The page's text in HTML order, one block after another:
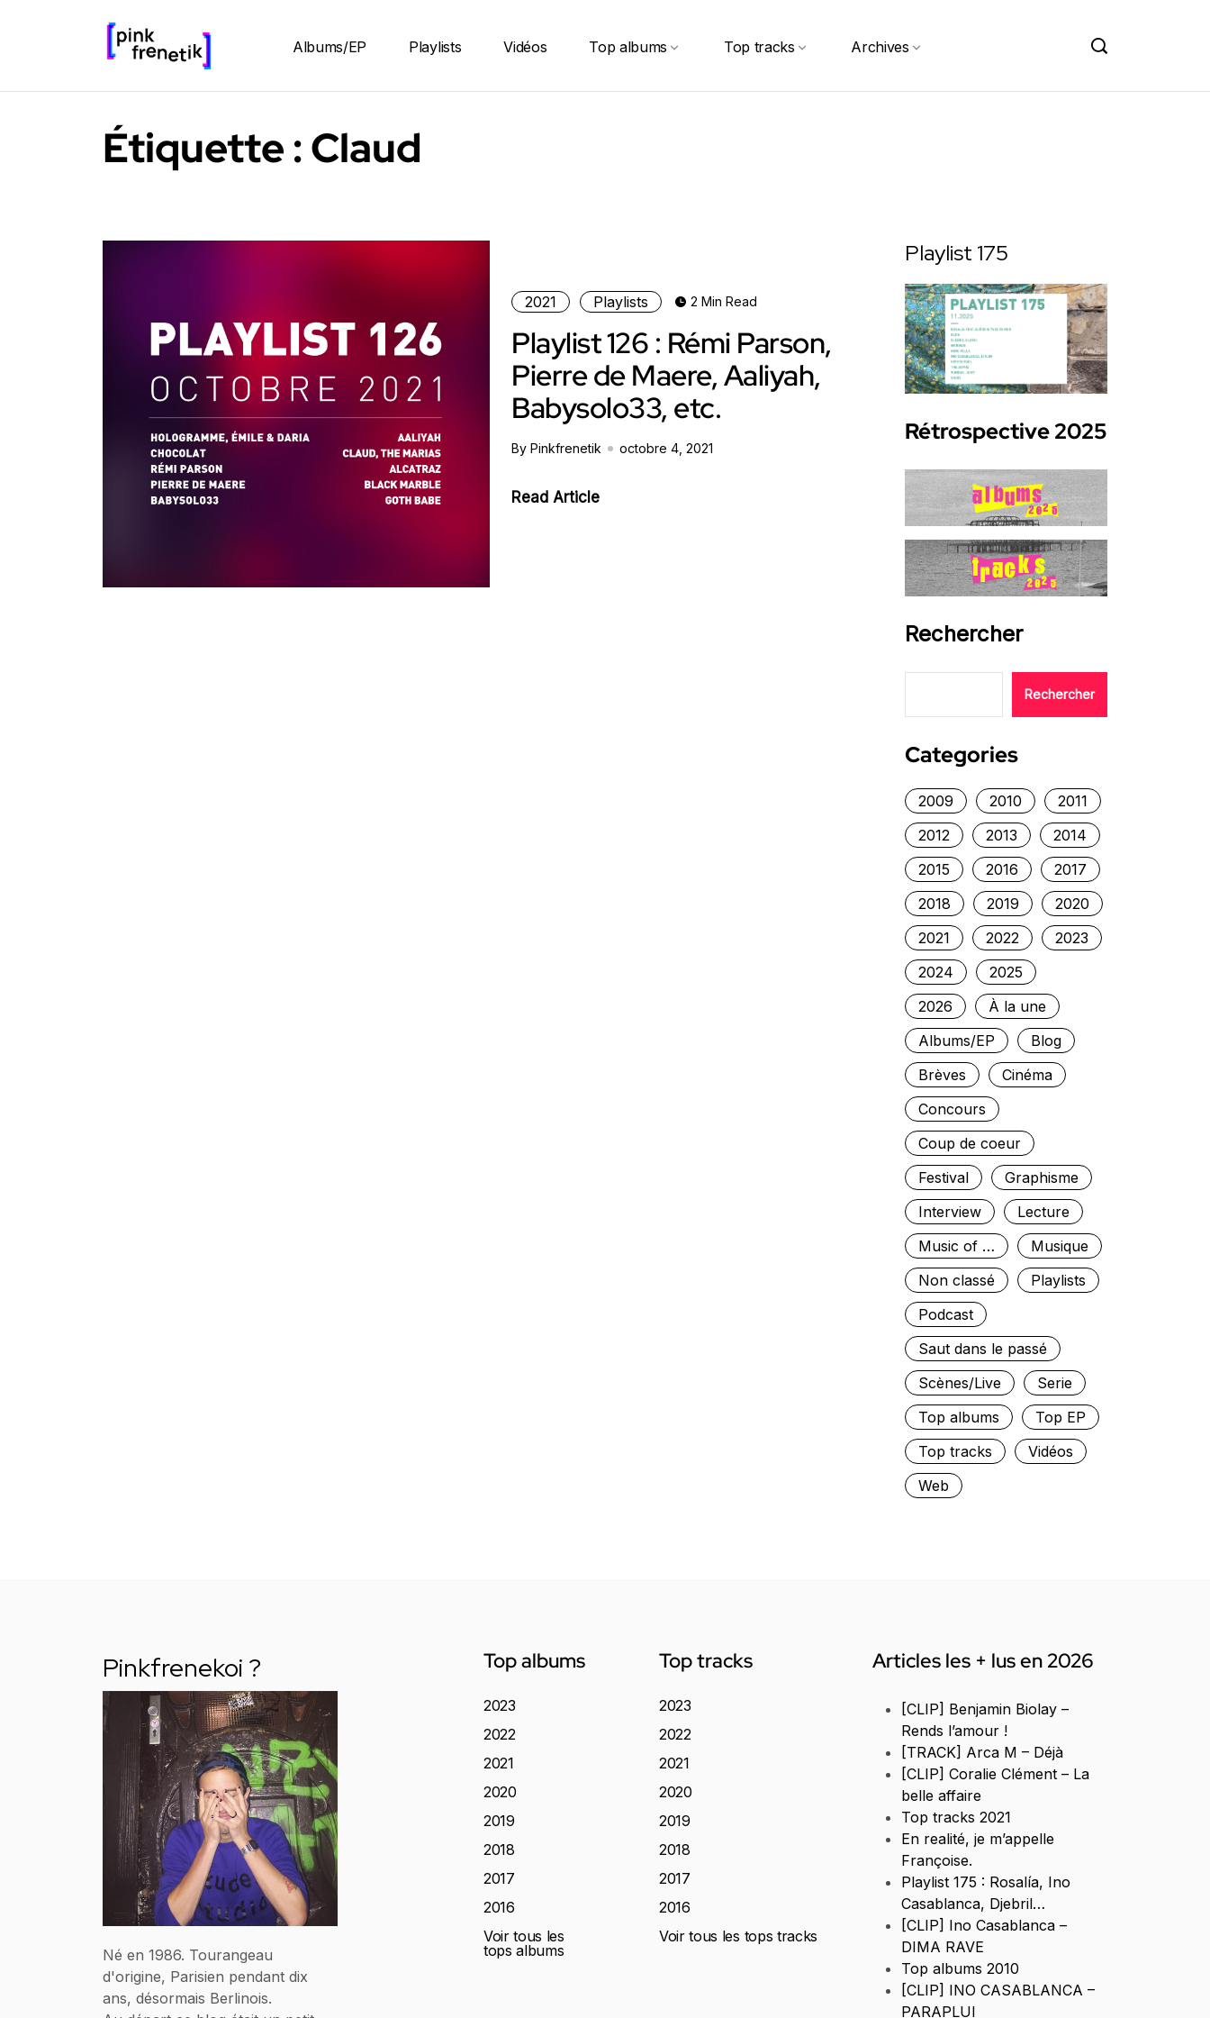
Albums/EP Playlists Vidéos Top albums Top tracks Archives
Étiquette :Claud
2021 Playlists 2 Min Read
Playlist 126 : Rémi Parson,
Pierre de Maere, Aaliyah,
Babysolo33, etc.
By Pinkfrenetik octobre 4, 2021
Read Article
Playlist 175
Rétrospective 2025
Rechercher
Rechercher
Categories
2009 2010
2011
2012
2013
2014
2015
2016
2017
2018
2019
2020
2021
2022
2023
2024
2025
2026
À la une
Albums/EP
Blog
Brèves
Cinéma
Concours
Coup de coeur
Festival
Graphisme
Interview
Lecture
Music of …
Musique
Non classé
Playlists
Podcast
Saut dans le passé
Scènes/Live
Serie
Top albums
Top EP
Top tracks
Vidéos
Web
Pinkfrenekoi ?
Né en 1986. Tourangeau
d'origine, Parisien pendant dix
ans, désormais Berlinois.
Top albums
2023
2022
2021
2020
2019
2018
2017
2016
Voir tous les
tops albums
Top tracks
2023
2022
2021
2020
2019
2018
2017
2016
Voir tous les tops tracks
Articles les + lus en 2026
[CLIP] Benjamin Biolay –
Rends l’amour !
[TRACK] Arca M – Déjà
[CLIP] Coralie Clément – La
belle affaire
Top tracks 2021
En realité, je m’appelle
Françoise.
Playlist 175 : Rosalía, Ino
Casablanca, Djebril…
[CLIP] Ino Casablanca –
DIMA RAVE
Top albums 2010
[CLIP] INO CASABLANCA –
PARAPLUI